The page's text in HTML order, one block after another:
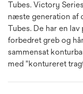
Tubes. Victory
næste generation af
Tubes. De har en
forbedret greb og
sammensat
med "kontureret